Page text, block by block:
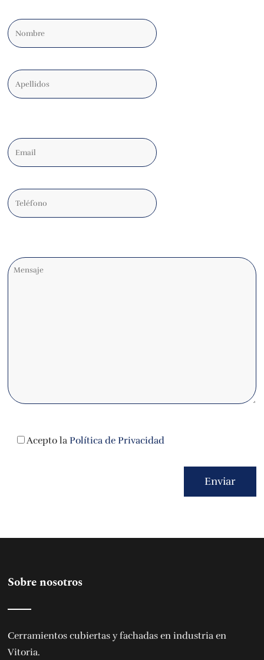
Acepto laPolítica de Privacidad
Sobre nosotros
Cerramientos cubiertas y fachadas en industria en
Vitoria.